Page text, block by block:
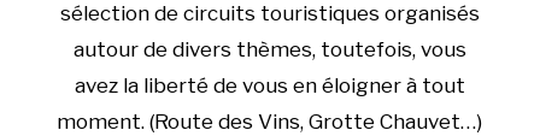
sélection de circuits touristiques organisés
autour de divers thèmes, toutefois, vous
avez la liberté de vous en éloigner à tout
moment. (Route des Vins, Grotte Chauvet…)